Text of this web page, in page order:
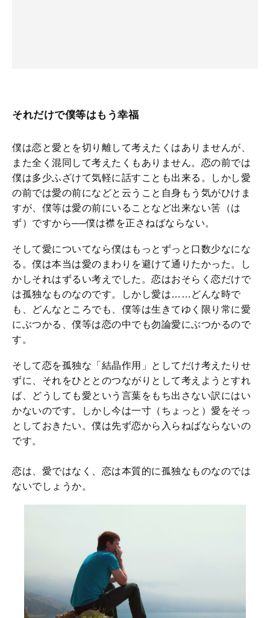
それだけで僕等はもう幸福
僕は恋と愛とを切り離して考えたくはありませんが、
また全く混同して考えたくもありません。恋の前では
僕は多少ふざけて気軽に話すことも出来る。しかし愛
の前では愛の前になどと云うこと自身もう気がひけま
すが、僕等は愛の前にいることなど出来ない筈（は
ず）ですから──僕は襟を正さねばならない。
そして愛についてなら僕はもっとずっと口数少なにな
る。僕は本当は愛のまわりを避けて通りたかった。し
かしそれはずるい考えでした。恋はおそらく恋だけで
は孤独なものなのです。しかし愛は……どんな時で
も、どんなところでも、僕等は生きてゆく限り常に愛
にぶつかる、僕等は恋の中でも勿論愛にぶつかるので
す。
そして恋を孤独な「結晶作用」としてだけ考えたりせ
ずに、それをひととのつながりとして考えようとすれ
ば、どうしても愛という言葉をもち出さない訳にはい
かないのです。しかし今は一寸（ちょっと）愛をそっ
としておきたい。僕は先ず恋から入らねばならないの
です。
恋は、愛ではなく、恋は本質的に孤独なものなのでは
ないでしょうか。